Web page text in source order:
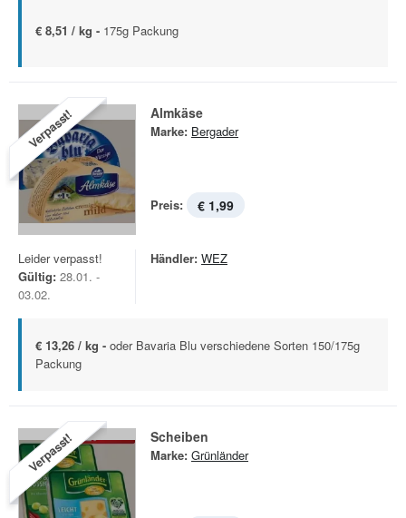
€ 8,51 / kg - 175g Packung
Verpasst! Almkäse
Marke: Bergader
Preis: € 1,99
Leider verpasst!
Gültig: 28.01. -
03.02.
Händler: WEZ
€ 13,26 / kg - oder Bavaria Blu verschiedene Sorten 150/175g
Packung
Verpasst! Scheiben
Marke: Grünländer